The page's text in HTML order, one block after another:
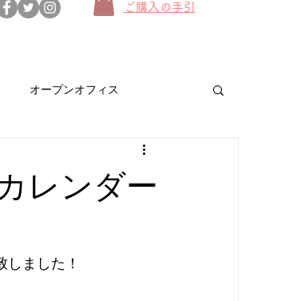
ご購入の手引
オープンオフィス
お得なインフォメーション
レンダー
ました！